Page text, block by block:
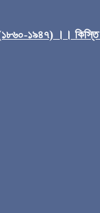
(১৮৬০-১৯৪৭) ।।